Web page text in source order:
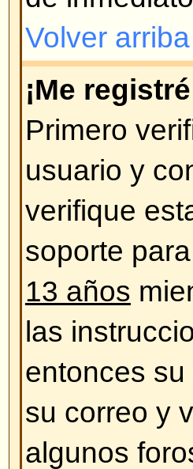
¿Cómo
Todos sus
están
modificarlos
se encuentra
Volver arriba
¡Los horarios
Las horas son,
estar
caso, entre en
Sydney, etc.)
mayoría de las